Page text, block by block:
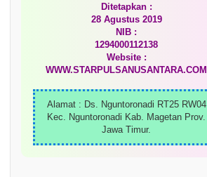
Ditetapkan :
28 Agustus 2019
NIB :
1294000112138
Website :
WWW.STARPULSANUSANTARA.COM
Alamat : Ds. Nguntoronadi RT25 RW04
Kec. Nguntoronadi Kab. Magetan Prov.
Jawa Timur.